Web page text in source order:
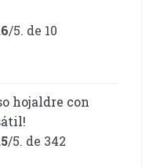
/5. de 10
hojaldre con
/5. de 342